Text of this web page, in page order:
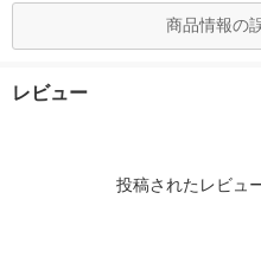
商品情報の
レビュー
投稿されたレビュ